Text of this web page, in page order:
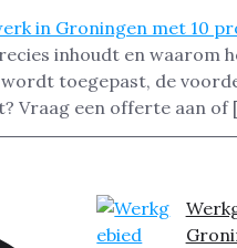
inhoudt en waarom
toegepast, de
Vraag een offerte aan of